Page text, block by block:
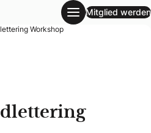
Mitglied werden
Workshop